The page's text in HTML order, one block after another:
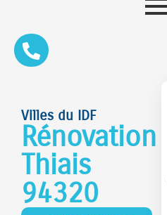
Villes du IDF
Rénovation
Thiais
94320